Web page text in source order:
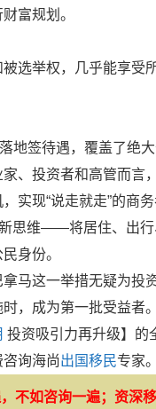
富规划。
选举权，几乎能享受
地签待遇，覆盖了绝
、投资者和高管而言
实现“说走就走”的商务
新思维——将居住、出
身份。
马这一举措无疑为投
，成为第一批受益者。
投资吸引力再升级】的
询海尚出国移民专家。
不如咨询一遍；资深